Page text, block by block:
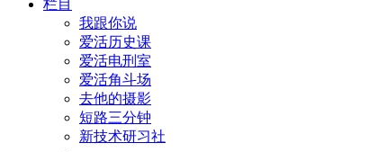
栏目
我跟你说
爱活历史课
爱活电刑室
爱活角斗场
去他的摄影
短路三分钟
新技术研习社